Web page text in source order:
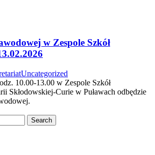
w Zespole Szkół
Uncategorized
10.00-13.00 w Zespole Szkół
Skłodowskiej-Curie w Puławach odbędzie